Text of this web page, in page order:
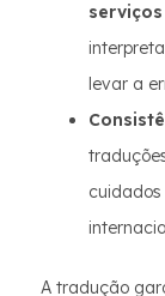
levar a
A tradução